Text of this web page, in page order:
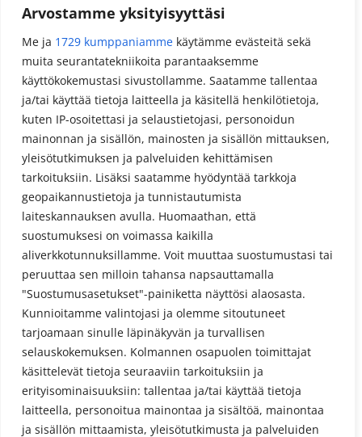
Arvostamme yksityisyyttäsi
Me ja 1729 kumppaniamme käytämme evästeitä sekä
muita seurantatekniikoita parantaaksemme
käyttökokemustasi sivustollamme. Saatamme tallentaa
ja/tai käyttää tietoja laitteella ja käsitellä henkilötietoja,
kuten IP-osoitettasi ja selaustietojasi, personoidun
mainonnan ja sisällön, mainosten ja sisällön mittauksen,
yleisötutkimuksen ja palveluiden kehittämisen
tarkoituksiin. Lisäksi saatamme hyödyntää tarkkoja
geopaikannustietoja ja tunnistautumista
laiteskannauksen avulla. Huomaathan, että
suostumuksesi on voimassa kaikilla
aliverkkotunnuksillamme. Voit muuttaa suostumustasi tai
peruuttaa sen milloin tahansa napsauttamalla
"Suostumusasetukset"-painiketta näyttösi alaosasta.
Kunnioitamme valintojasi ja olemme sitoutuneet
tarjoamaan sinulle läpinäkyvän ja turvallisen
selauskokemuksen. Kolmannen osapuolen toimittajat
käsittelevät tietoja seuraaviin tarkoituksiin ja
erityisominaisuuksiin: tallentaa ja/tai käyttää tietoja
laitteella, personoitua mainontaa ja sisältöä, mainontaa
ja sisällön mittaamista, yleisötutkimusta ja palveluiden
Reseptit
Meta
Kirjaudu sisään
Sisältösyöte
Kommenttisyöte
WordPress.org
Tietosuojaseloste